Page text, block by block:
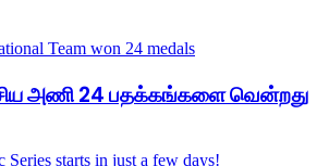
அணி 24 பதக்கங்களை வென்றது